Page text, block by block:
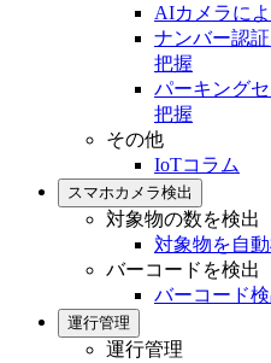
AIカメラに
ナンバー認
把握
パーキング
把握
その他
IoTコラム
スマホカメラ検出
対象物の数を検出
対象物を自
バーコードを検出
バーコード
運行管理
運行管理